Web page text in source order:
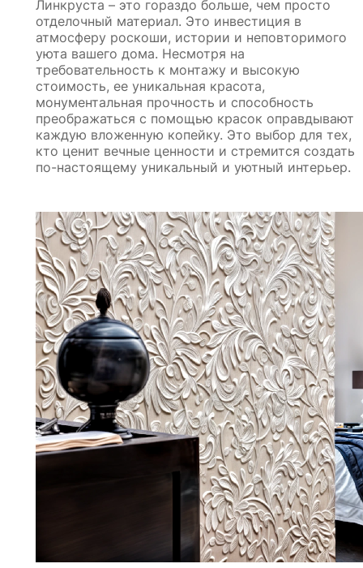
Линкруста – это гораздо больше, чем просто
отделочный материал. Это инвестиция в
атмосферу роскоши, истории и неповторимого
уюта вашего дома. Несмотря на
требовательность к монтажу и высокую
стоимость, ее уникальная красота,
монументальная прочность и способность
преображаться с помощью красок оправдывают
каждую вложенную копейку. Это выбор для тех,
кто ценит вечные ценности и стремится создать
по-настоящему уникальный и уютный интерьер.